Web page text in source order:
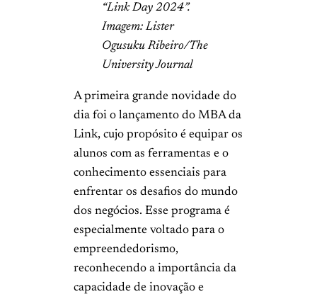
“Link Day 2024”.
Imagem: Lister
Ogusuku Ribeiro/The
University Journal
A primeira grande novidade do
dia foi o lançamento do MBA da
Link, cujo propósito é equipar os
alunos com as ferramentas e o
conhecimento essenciais para
enfrentar os desafios do mundo
dos negócios. Esse programa é
especialmente voltado para o
empreendedorismo,
reconhecendo a importância da
capacidade de inovação e